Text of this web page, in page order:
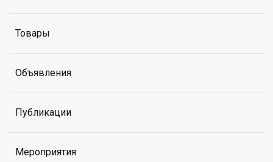
Товары
Объявления
Публикации
Мероприятия